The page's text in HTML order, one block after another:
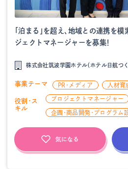
「泊まる」を超え、地域との連携を
ジェクトマネージャーを募集！
株式会社筑波学園ホテル（ホテル日航つく
事業テーマ PR・メディア 人材育
役割・ス
キル
プロジェクトマネージャー
企画・商品開発・プログラム
気になる